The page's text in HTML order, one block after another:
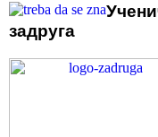
задруга